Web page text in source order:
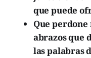
que puede
Que perdone
abrazos que
las palabras